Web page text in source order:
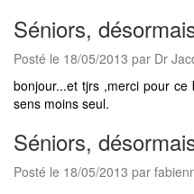
Séniors,
Posté le 18/05/2013 par Dr
bonjour...et tjrs ,merci pour
sens moins seul.
Séniors,
Posté le 18/05/2013 par